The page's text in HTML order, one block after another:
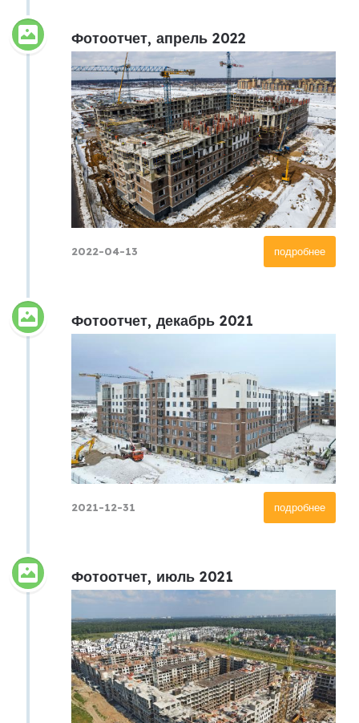
Фотоотчет, апрель 2022
подробнее
2022-04-13
Фотоотчет, декабрь 2021
подробнее
2021-12-31
Фотоотчет, июль 2021